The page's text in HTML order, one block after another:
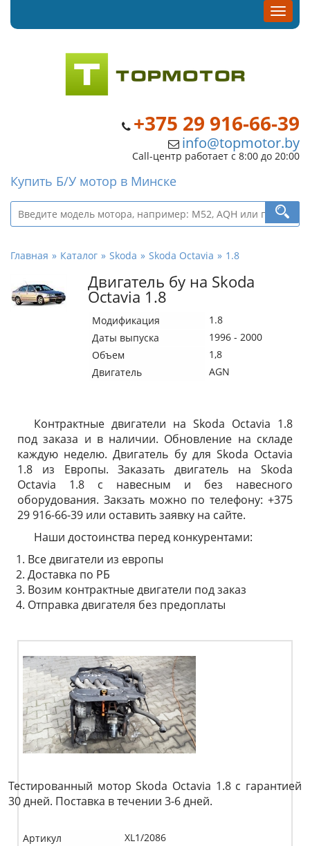
+375 29 916-66-39
info@topmotor.by
Call-центр работает с 8:00 до 20:00
Купить Б/У мотор в Минске
Главная Каталог Skoda Skoda Octavia 1.8
Двигатель бу на Skoda
Octavia 1.8
Модификация
1.8
Даты выпуска
1996 - 2000
Объем
1,8
Двигатель
AGN
Контрактные двигатели на Skoda Octavia 1.8
под заказа и в наличии. Обновление на складе
каждую неделю. Двигатель бу для Skoda Octavia
1.8 из Европы. Заказать двигатель на Skoda
Octavia 1.8 с навесным и без навесного
оборудования. Закзать можно по телефону: +375
29 916-66-39 или оставить заявку на сайте.
Наши достоинства перед конкурентами:
Все двигатели из европы
Доставка по РБ
Возим контрактные двигатели под заказ
Отправка двигателя без предоплаты
Тестированный мотор Skoda Octavia 1.8 c гарантией
30 дней. Поставка в течении 3-6 дней.
Артикул
XL1/2086